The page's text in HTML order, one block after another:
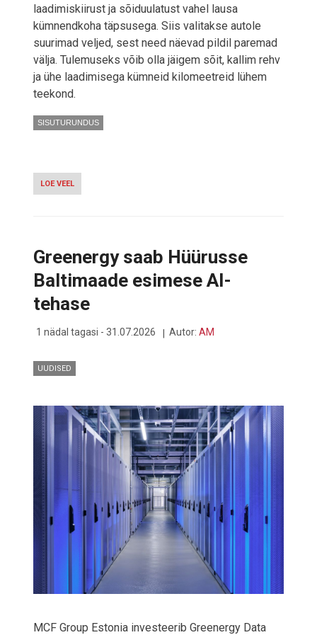
laadimiskiirust ja sõiduulatust vahel lausa
kümnendkoha täpsusega. Siis valitakse autole
suurimad veljed, sest need näevad pildil paremad
välja. Tulemuseks võib olla jäigem sõit, kallim rehv
ja ühe laadimisega kümneid kilomeetreid lühem
teekond.
SISUTURUNDUS
LOE VEEL
SUUREM
SÕIDAB
VÄHEM
Greenergy saab Hüürusse
Baltimaade esimese AI-
tehase
1 nädal tagasi - 31.07.2026 Autor: AM
UUDISED
MCF Group Estonia investeerib Greenergy Data